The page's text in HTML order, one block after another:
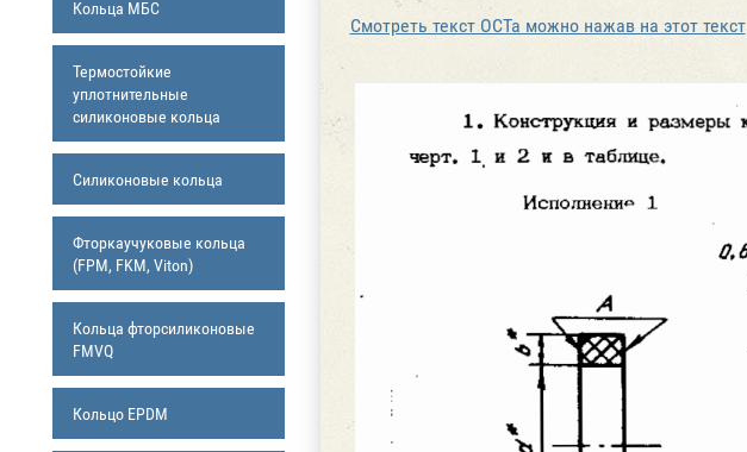
Кольца МБС
Термостойкие
уплотнительные
силиконовые кольца
Силиконовые кольца
Фторкаучуковые кольца
(FPM, FKM, Viton)
Кольца фторсиликоновые
FMVQ
Кольцо EPDM
Смотреть текст ОСТа можно нажав на этот текст